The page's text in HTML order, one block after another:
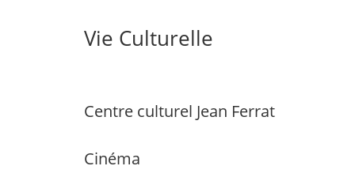
Vie Culturelle
Centre culturel Jean Ferrat
Cinéma